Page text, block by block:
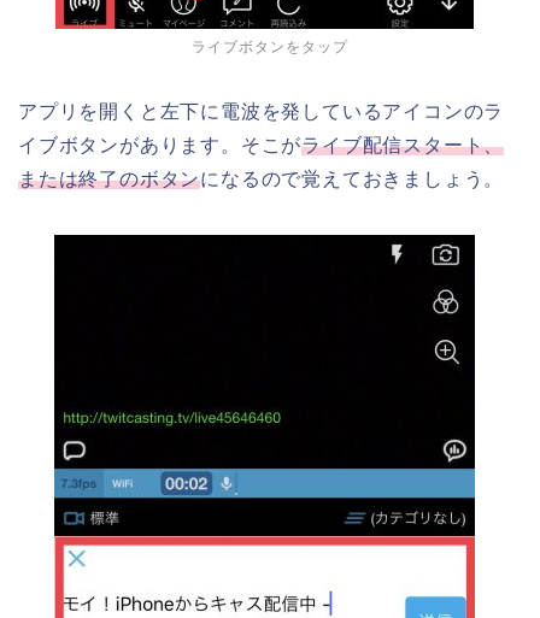
ライブボタンをタップ
アプリを開くと左下に電波を発しているアイコンのラ
イブボタンがあります。そこがライブ配信スタート、
または終了のボタンになるので覚えておきましょう。